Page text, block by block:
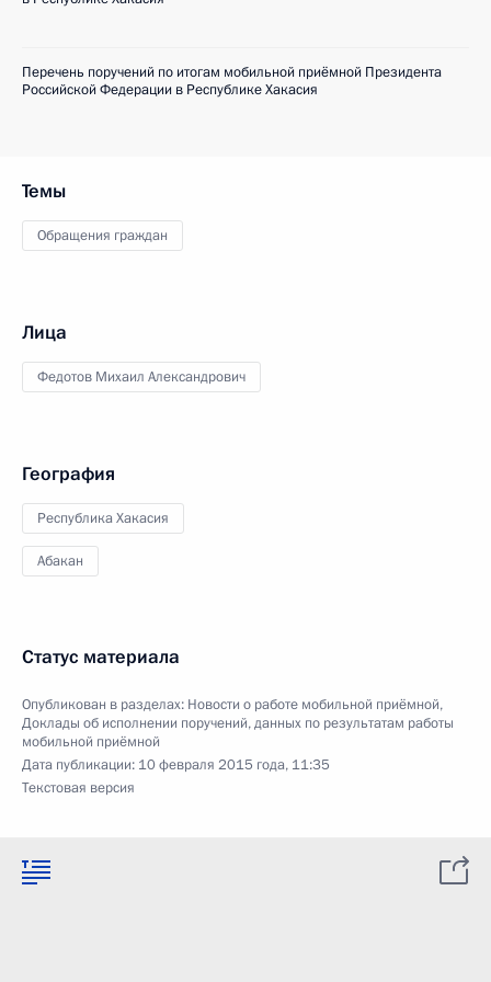
Перечень поручений по итогам мобильной приёмной Президента
Российской Федерации в Республике Хакасия
Темы
Обращения граждан
Лица
Федотов Михаил Александрович
География
Республика Хакасия
Абакан
Статус материала
Опубликован в разделах: Новости о работе мобильной приёмной,
Доклады об исполнении поручений, данных по результатам работы
мобильной приёмной
Дата публикации: 10 февраля 2015 года, 11:35
Текстовая версия